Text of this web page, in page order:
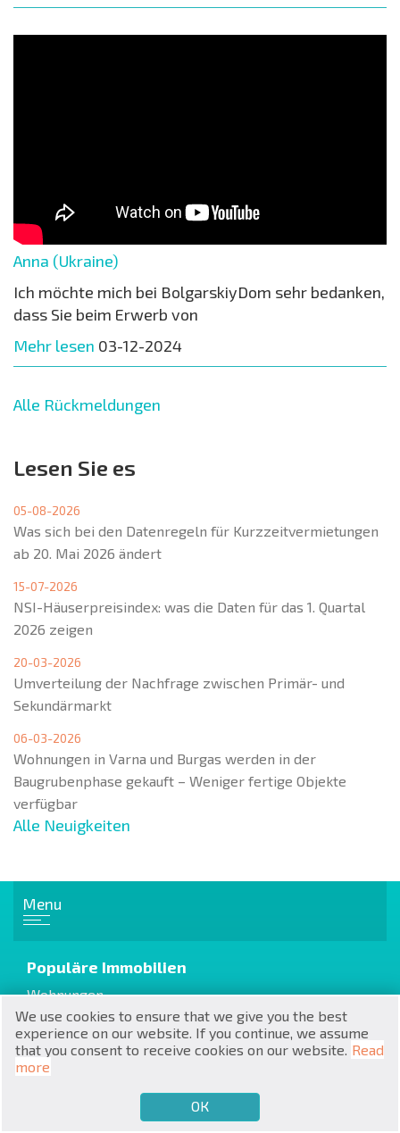
€
₽
₴
zł BG
Anna (Ukraine)
Ich möchte mich bei BolgarskiyDom sehr bedanken,
dass Sie beim Erwerb von
Mehr lesen 03-12-2024
Alle Rückmeldungen
Lesen Sie es
05-08-2026
Was sich bei den Datenregeln für Kurzzeitvermietungen
ab 20. Mai 2026 ändert
15-07-2026
NSI-Häuserpreisindex: was die Daten für das 1. Quartal
2026 zeigen
20-03-2026
Umverteilung der Nachfrage zwischen Primär- und
Sekundärmarkt
06-03-2026
Wohnungen in Varna und Burgas werden in der
Baugrubenphase gekauft – Weniger fertige Objekte
verfügbar
Alle Neuigkeiten
Menu
Populäre Immobilien
Wohnungen
Appartemente
Häuser / Villen
Cottages / Townhouses
We use cookies to ensure that we give you the best
experience on our website. If you continue, we assume
that you consent to receive cookies on our website. Read
more
ОК